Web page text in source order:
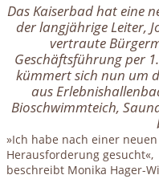
Das Kaiserbad hat eine
der langjährige Leiter,
vertraute
Geschäftsführung per
kümmert sich nun um
aus
Bioschwimmteich,
»Ich habe nach einer neuen
Herausforderung gesucht«,
beschreibt Monika Hager-
Bereich.« Was auch
ausgesprochen schade wäre,
bei diesen